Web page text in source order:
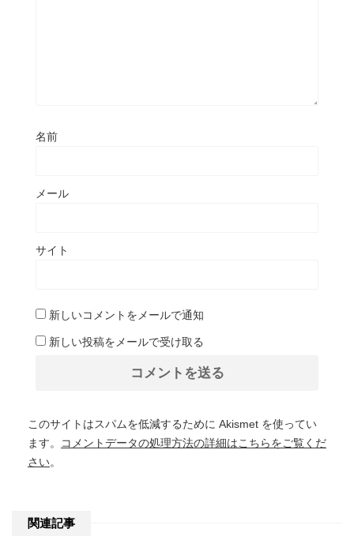
名前
メール
サイト
新しいコメントをメールで通知
新しい投稿をメールで受け取る
このサイトはスパムを低減するために Akismet を使ってい
ます。
コメントデータの処理方法の詳細はこちらをご覧くだ
さい。
関連記事